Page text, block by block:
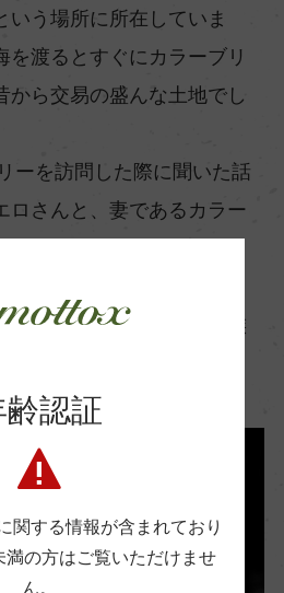
いう場所に所在していま
を渡るとすぐにカラーブリ
から交易の盛んな土地でし
ーを訪問した際に聞いた話
ロさんと、妻であるカラー
んは、カラーブリアで出
す。
さんと協力しながら、家族
ています。
齢認証
関する情報が含まれており
満の方はご覧いただけませ
ん。